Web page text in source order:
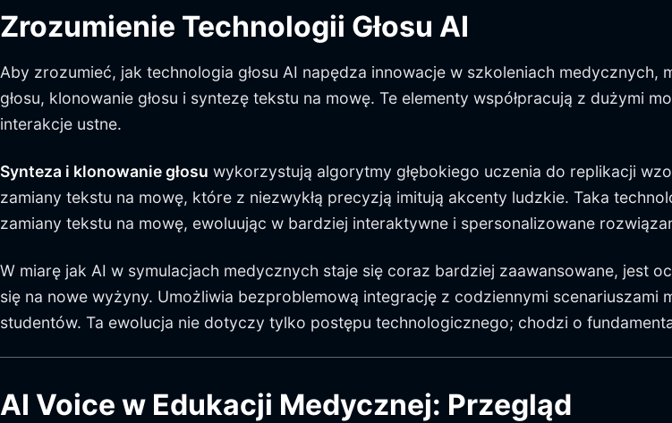
Zrozumienie Technologii Głosu AI
Aby zrozumieć, jak technologia głosu AI napędza innowacje w szkoleniach medycznych,
głosu, klonowanie głosu i syntezę tekstu na mowę. Te elementy współpracują z dużymi
interakcje ustne.
Synteza i klonowanie głosu wykorzystują algorytmy głębokiego uczenia do replikacji
zamiany tekstu na mowę, które z niezwykłą precyzją imitują akcenty ludzkie. Taka
zamiany tekstu na mowę, ewoluując w bardziej interaktywne i spersonalizowane
W miarę jak AI w symulacjach medycznych staje się coraz bardziej zaawansowane, jest
się na nowe wyżyny. Umożliwia bezproblemową integrację z codziennymi
studentów. Ta ewolucja nie dotyczy tylko postępu technologicznego; chodzi o
AI Voice w Edukacji Medycznej: Przegląd